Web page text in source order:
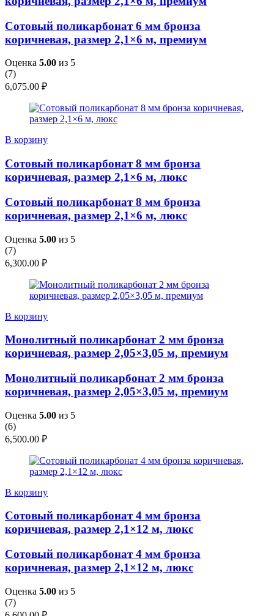
Сотовый поликарбонат 6 мм бронза
коричневая, размер 2,1×6 м, премиум
Оценка 5.00 из 5
(7)
6,075.00 ₽
В корзину
Сотовый поликарбонат 8 мм бронза
коричневая, размер 2,1×6 м, люкс
Сотовый поликарбонат 8 мм бронза
коричневая, размер 2,1×6 м, люкс
Оценка 5.00 из 5
(7)
6,300.00 ₽
В корзину
Монолитный поликарбонат 2 мм бронза
коричневая, размер 2,05×3,05 м, премиум
Монолитный поликарбонат 2 мм бронза
коричневая, размер 2,05×3,05 м, премиум
Оценка 5.00 из 5
(6)
6,500.00 ₽
В корзину
Сотовый поликарбонат 4 мм бронза
коричневая, размер 2,1×12 м, люкс
Сотовый поликарбонат 4 мм бронза
коричневая, размер 2,1×12 м, люкс
Оценка 5.00 из 5
(7)